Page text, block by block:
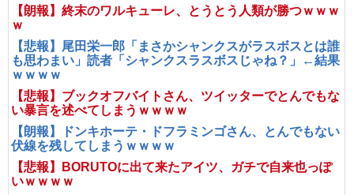
【朗報】終末のワルキューレ、とうとう人類が勝つｗｗｗ
ｗ
【悲報】尾田栄一郎「まさかシャンクスがラスボスとは誰
も思わまい」読者「シャンクスラスボスじゃね？」←結果
ｗｗｗｗ
【悲報】ブックオフバイトさん、ツイッターでとんでもな
い暴言を述べてしまうｗｗｗｗ
【朗報】ドンキホーテ・ドフラミンゴさん、とんでもない
伏線を残してしまうｗｗｗｗ
【悲報】BORUTOに出て来たアイツ、ガチで自来也っぽ
いｗｗｗｗ